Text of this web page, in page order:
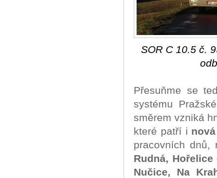
SOR C 10.5 č.
Přesuňme se
systému
směrem vzniká
které patří i nová
pracovních
Rudná,
Nučice, Na